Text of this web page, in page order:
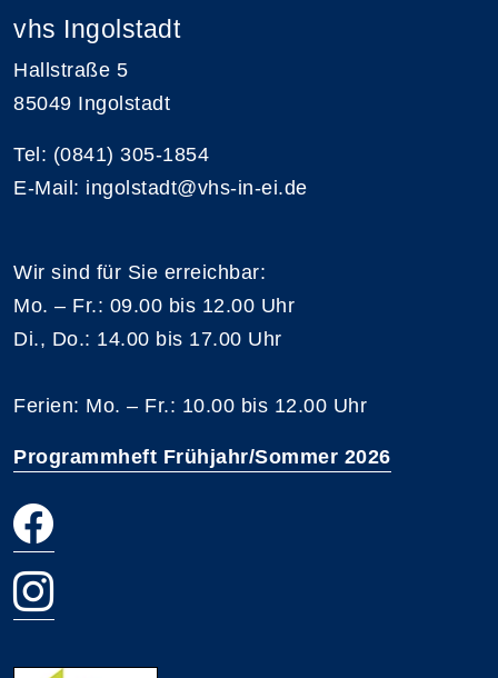
vhs Ingolstadt
Hallstraße 5
85049 Ingolstadt
Tel: (0841) 305-1854
E-Mail: ingolstadt@vhs-in-ei.de
Wir sind für Sie erreichbar:
Mo. – Fr.: 09.00 bis 12.00 Uhr
Di., Do.: 14.00 bis 17.00 Uhr
Ferien: Mo. – Fr.: 10.00 bis 12.00 Uhr
Programmheft Frühjahr/Sommer 2026